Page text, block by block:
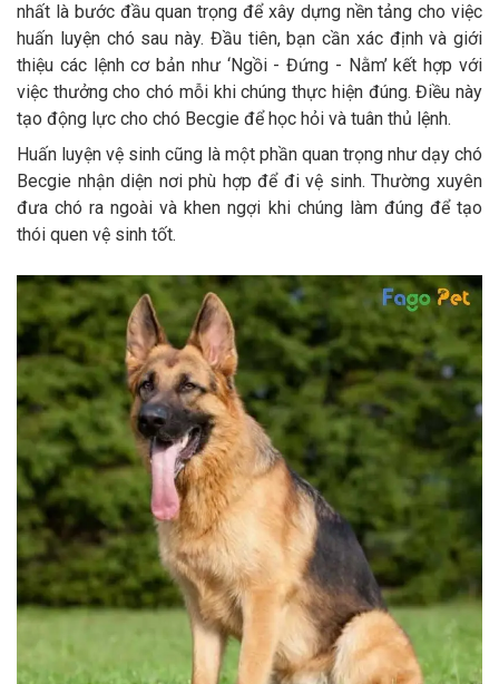
nhất là bước đầu quan trọng để xây dựng nền tảng cho việc
huấn luyện chó sau này. Đầu tiên, bạn cần xác định và giới
thiệu các lệnh cơ bản như ‘Ngồi - Đứng - Nằm’ kết hợp với
việc thưởng cho chó mỗi khi chúng thực hiện đúng. Điều này
tạo động lực cho chó Becgie để học hỏi và tuân thủ lệnh.
Huấn luyện vệ sinh cũng là một phần quan trọng như dạy chó
Becgie nhận diện nơi phù hợp để đi vệ sinh. Thường xuyên
đưa chó ra ngoài và khen ngợi khi chúng làm đúng để tạo
thói quen vệ sinh tốt.